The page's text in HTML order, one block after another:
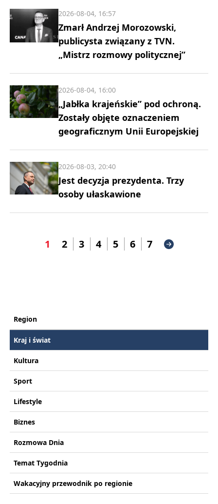
Zmarł Andrzej Morozowski,
publicysta związany z TVN.
„Mistrz rozmowy politycznej”
2026-08-04, 16:57
„Jabłka krajeńskie” pod ochroną.
Zostały objęte oznaczeniem
geograficznym Unii Europejskiej
2026-08-04, 16:00
Jest decyzja prezydenta. Trzy
osoby ułaskawione
2026-08-03, 20:40
1 2 3 4 5 6 7
Region
Kraj i świat
Kultura
Sport
Lifestyle
Biznes
Rozmowa Dnia
Temat Tygodnia
Wakacyjny przewodnik po regionie